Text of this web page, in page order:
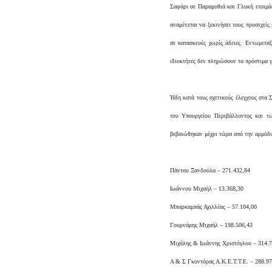
Σαφάρι σε Παραμυθιά και Γλυκή
αναμένεται να ξεκινήσει τους
σε κατασκευές χωρίς άδειες.
ιδιοκτήτες δεν πληρώσουν τα
Ήδη κατά τους σχετικούς έλεγχους στα
του Υπουργείου Περιβάλλοντος και
βεβαιώθηκαν μέχρι τώρα από την
Πάντου Ξανδούλα – 271.432,84
Ιωάννου Μιχαήλ – 13.368,30
Μπαρκαμπάς Αχιλλέας – 57.104,00
Γουρνάρης Μιχαήλ – 198.506,43
Μιχάλης & Ιωάννης Χριστόγλου –
Α & Σ Γκοντόρας Α.Κ.Ε.Τ.Τ.Ε. –